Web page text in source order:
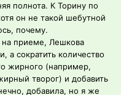
полнота. К Торину по
он не такой шебутной
почему.
приеме, Лешкова
а сократить количество
жирного (например,
творог) и добавить
добавила, но я же